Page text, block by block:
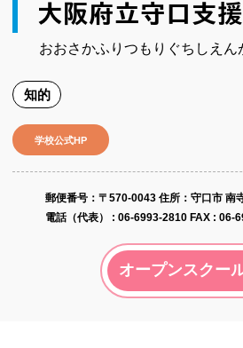
大阪府立守口支
おおさかふりつもりぐちしえん
知的
学校公式HP
郵便番号​：〒570-0043 住所：守口市 南
電話（代表） : 06-6993-2810 FAX : 06-
オープンスクー